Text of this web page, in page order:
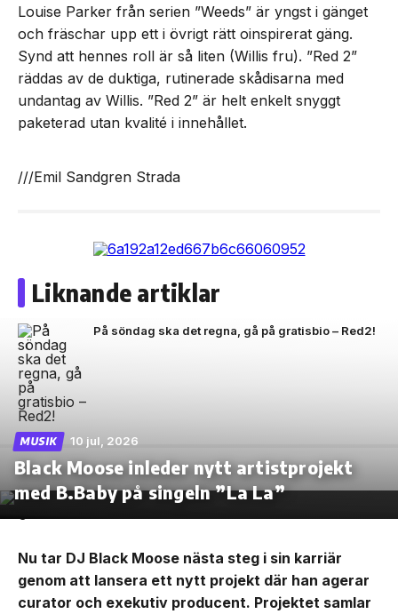
Louise Parker från serien ”Weeds” är yngst i gänget
och fräschar upp ett i övrigt rätt oinspirerat gäng.
Synd att hennes roll är så liten (Willis fru). ”Red 2”
räddas av de duktiga, rutinerade skådisarna med
undantag av Willis. ”Red 2” är helt enkelt snyggt
paketerad utan kvalité i innehållet.
///Emil Sandgren Strada
Liknande artiklar
På söndag ska det regna, gå på gratisbio – Red2!
MUSIK 10 jul, 2026
Black Moose inleder nytt artistprojekt
med B.Baby på singeln ”La La”
Nu tar DJ Black Moose nästa steg i sin karriär
genom att lansera ett nytt projekt där han agerar
curator och exekutiv producent. Projektet samlar